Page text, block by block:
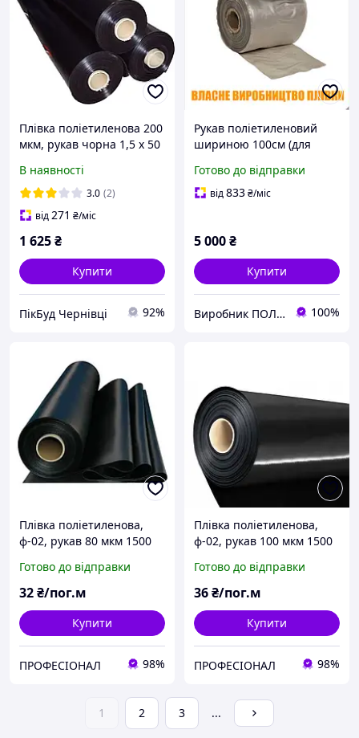
Плівка поліетиленова 200
мкм, рукав чорна 1,5 х 50
В наявності
3.0 (2)
від271 ₴/міс
1 625₴
Купити
ПікБуд Чернівці 92%
Рукав поліетиленовий
шириною 100см (для
матраців діаметром до
63см) 80мкм 170метрів (з
Готово до відправки
від833₴/міс
5 000₴
Купити
Виробник ПОЛІМЕР ПОСТАВКА 100%
Плівка поліетиленова,
ф-02, рукав 80 мкм 1500
Готово до відправки
32₴/пог.м
Купити
ПРОФЕСІОНАЛ 98%
Плівка поліетиленова,
ф-02, рукав 100 мкм 1500
Готово до відправки
36₴/пог.м
Купити
ПРОФЕСІОНАЛ 98%
1 2 3 ...